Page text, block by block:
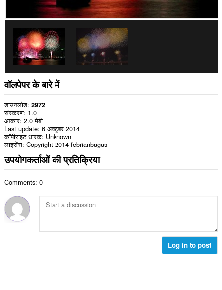
वॉलपेपर के बारे में
डाउनलोड 2972
संस्करण 1.0
आकार 2.0 मेबी
Last update 6 अक्टूबर 2014
कॉपीराइट धारक Unknown
लाइसेंस Copyright 2014 febrianbagus
उपयोगकर्ताओं की प्रतिक्रिया
Comments: 0
Log in to post